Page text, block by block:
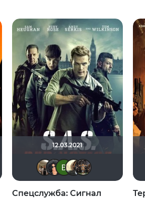
vadim7791
12.03.2021
Vladimir
Спецслужба: Сигнал